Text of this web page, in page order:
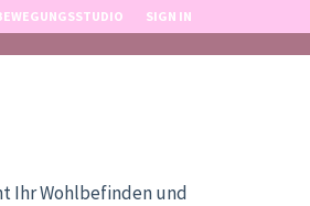
SIGN IN
Ihr Wohlbefinden und